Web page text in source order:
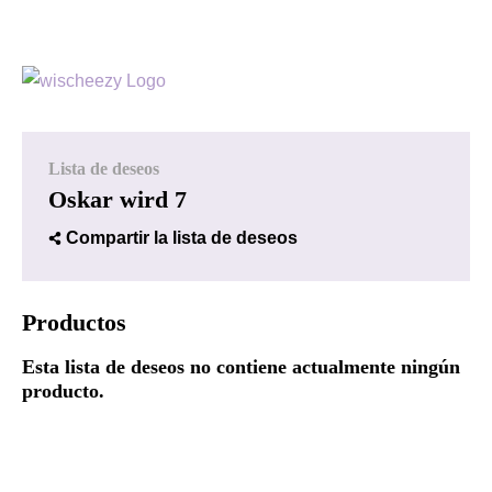
Lista de deseos
Oskar wird 7
Compartir la lista de deseos
Productos
Esta lista de deseos no contiene actualmente ningún
producto.